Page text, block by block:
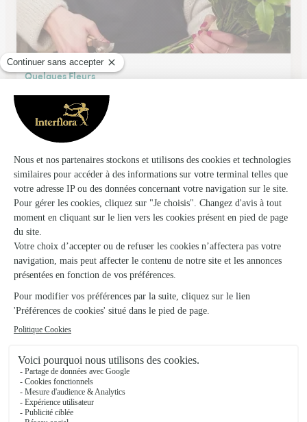
Quelques Fleurs
★4.5 (38)
4, place Commandant Seymour
Ils ont fait livrer des fleurs ou une plante à
Gourchelles
★ ★ ★ ★ ★
Je suis abonné ...c'est très pratique
de plus satisfait ou nouvel envoi...
27/04/2026